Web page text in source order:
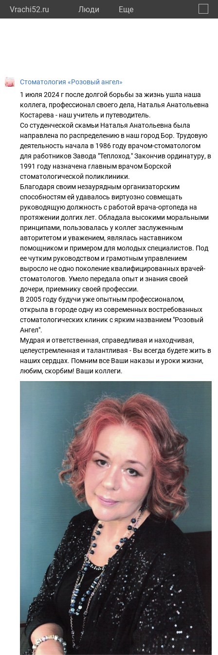
Vrachi52.ru Люди Eще
Стоматология «Розовый ангел»
1 июля 2024 г после долгой борьбы за жизнь ушла наша
коллега, профессионал своего дела, Наталья Анатольевна
Костарева - наш учитель и путеводитель.
Со студенческой скамьи Наталья Анатольевна была
направлена по распределению в наш город Бор. Трудовую
деятельность начала в 1986 году врачом-стоматологом
для работников Завода "Теплоход." Закончив ординатуру, в
1991 году назначена главным врачом Борской
стоматологической поликлиники.
Благодаря своим незаурядным организаторским
способностям ей удавалось виртуозно совмещать
руководящую должность с работой врача-ортопеда на
протяжении долгих лет. Обладала высокими моральными
принципами, пользовалась у коллег заслуженным
авторитетом и уважением, являлась наставником
помощником и примером для молодых специалистов. Под
ее чутким руководством и грамотным управлением
выросло не одно поколение квалифицированных врачей-
стоматологов. Умело передала опыт и знания своей
дочери, приемнику своей профессии.
В 2005 году будучи уже опытным профессионалом,
открыла в городе одну из современных востребованных
стоматологических клиник с ярким названием "Розовый
Ангел".
Мудрая и ответственная, справедливая и находчивая,
целеустремленная и талантливая - Вы всегда будете жить в
наших сердцах. Помним все Ваши наказы и уроки жизни,
любим, скорбим! Ваши коллеги.